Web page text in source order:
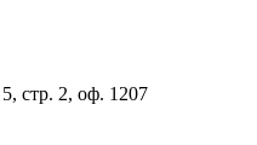
стр. 2, оф. 1207